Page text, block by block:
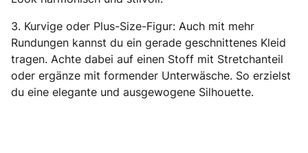
3. Kurvige oder Plus-Size-Figur: Auch mit mehr
Rundungen kannst du ein gerade geschnittenes Kleid
tragen. Achte dabei auf einen Stoff mit Stretchanteil
oder ergänze mit formender Unterwäsche. So erzielst
du eine elegante und ausgewogene Silhouette.